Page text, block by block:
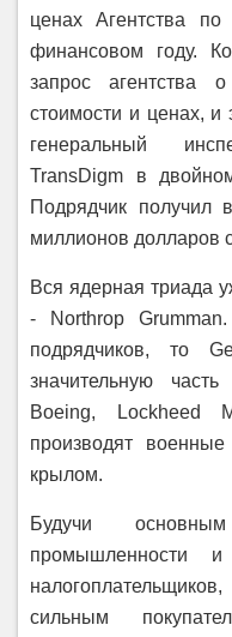
ценах Агентства
финансовом году.
запрос агентства
стоимости и ценах, и
генеральный
TransDigm в
Подрядчик получил
миллионов долларов
Вся ядерная триада
- Northrop
подрядчиков, то
значительную
Boeing, Lockheed
производят
крылом.
Будучи
промышленности и
сильным